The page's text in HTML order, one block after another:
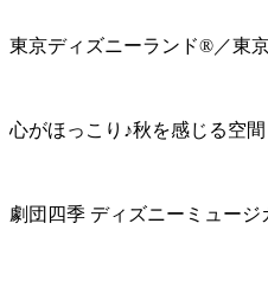
東京ディズニーランド®／東
心がほっこり♪秋を感じる空
劇団四季 ディズニーミュー